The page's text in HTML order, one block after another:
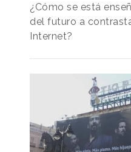
¿Cómo se está
del futuro a
Internet?